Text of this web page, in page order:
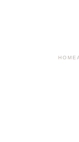
HOME